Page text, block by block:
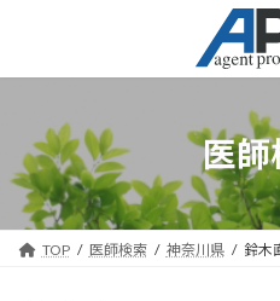
ン
キ
プ
ー
に
動
医師
TOP 医師検索 神奈川県 鈴木